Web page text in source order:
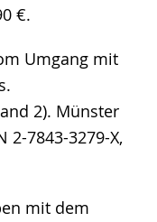
€.
Umgang mit
2). Münster
2-7843-3279-X,
mit dem